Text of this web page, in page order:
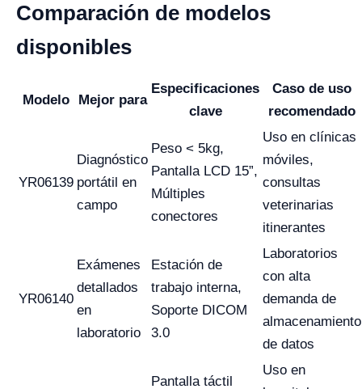
Comparación de modelos
disponibles
Modelo Mejor para
Especificaciones
clave
Caso de uso
recomendado
YR06139
Diagnóstico
portátil en
campo
Peso < 5kg,
Pantalla LCD 15”,
Múltiples
conectores
Uso en clínicas
móviles,
consultas
veterinarias
itinerantes
YR06140
Exámenes
detallados
en
laboratorio
Estación de
trabajo interna,
Soporte DICOM
3.0
Laboratorios
con alta
demanda de
almacenamiento
de datos
Pantalla táctil
Uso en